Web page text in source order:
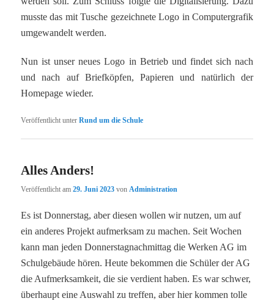
musste das mit Tusche gezeichnete Logo in Computergrafik
umgewandelt werden.
Nun ist unser neues Logo in Betrieb und findet sich nach
und nach auf Briefköpfen, Papieren und natürlich der
Homepage wieder.
Veröffentlicht unter Rund um die Schule
Alles Anders!
Veröffentlicht am29. Juni 2023 vonAdministration
Es ist Donnerstag, aber diesen wollen wir nutzen, um auf
ein anderes Projekt aufmerksam zu machen. Seit Wochen
kann man jeden Donnerstagnachmittag die Werken AG im
Schulgebäude hören. Heute bekommen die Schüler der AG
die Aufmerksamkeit, die sie verdient haben. Es war schwer,
überhaupt eine Auswahl zu treffen, aber hier kommen tolle